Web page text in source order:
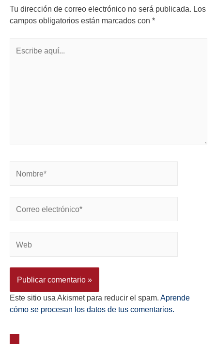
Tu dirección de correo electrónico no será publicada. Los
campos obligatorios están marcados con *
Este sitio usa Akismet para reducir el spam. Aprende
cómo se procesan los datos de tus comentarios.